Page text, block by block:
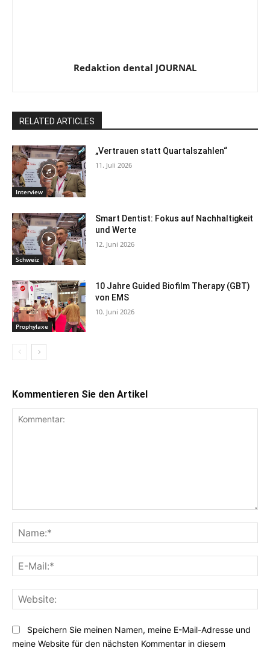
Redaktion dental JOURNAL
RELATED ARTICLES
Interview
„Vertrauen statt Quartalszahlen“
11. Juli 2026
Schweiz
Smart Dentist: Fokus auf Nachhaltigkeit
und Werte
12. Juni 2026
Prophylaxe
10 Jahre Guided Biofilm Therapy (GBT)
von EMS
10. Juni 2026
Kommentieren Sie den Artikel
Speichern Sie meinen Namen, meine E-Mail-Adresse und
meine Website für den nächsten Kommentar in diesem